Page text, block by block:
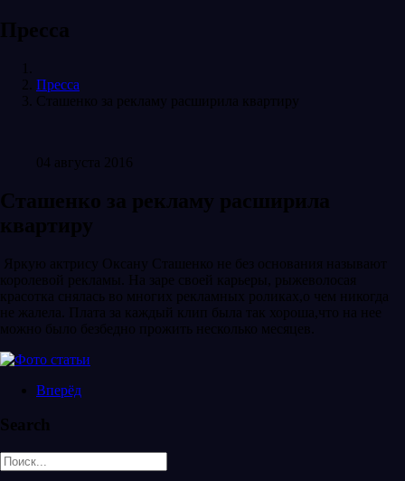
Пресса
Пресса
Сташенко за рекламу расширила квартиру
04 августа 2016
Сташенко за рекламу расширила
квартиру
Яркую актрису Оксану Сташенко не без основания называют
королевой рекламы. На заре своей карьеры, рыжеволосая
красотка снялась во многих рекламных роликах,о чем никогда
не жалела. Плата за каждый клип была так хороша,что на нее
можно было безбедно прожить несколько месяцев.
Вперёд
Search